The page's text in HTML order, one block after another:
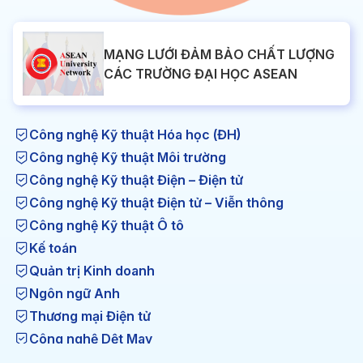
MẠNG LƯỚI ĐẢM BẢO CHẤT LƯỢNG
CÁC TRƯỜNG ĐẠI HỌC ASEAN
Công nghệ Kỹ thuật Hóa học (ĐH)
Công nghệ Kỹ thuật Môi trường
Công nghệ Kỹ thuật Điện – Điện tử
Công nghệ Kỹ thuật Điện tử – Viễn thông
Công nghệ Kỹ thuật Ô tô
Kế toán
Quản trị Kinh doanh
Ngôn ngữ Anh
Thương mại Điện tử
Công nghệ Dệt May